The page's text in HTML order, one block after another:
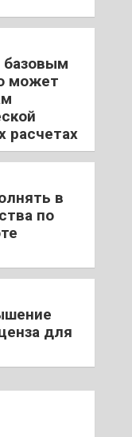
может
расчетах
в
по
для